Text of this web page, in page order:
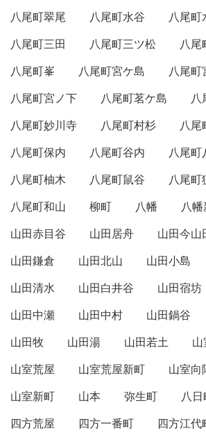
八尾町翠尾
八尾町水谷
八尾町
八尾町三田
八尾町三ツ松
八尾
八尾町峯
八尾町宮ケ島
八尾町
八尾町宮ノ下
八尾町茗ケ島
八
八尾町妙川寺
八尾町村杉
八尾
八尾町保内
八尾町谷内
八尾町
八尾町柚木
八尾町鼠谷
八尾町
八尾町和山
柳町 八幡 八
山田赤目谷
山田居舟
山田今山
山田鎌倉
山田北山 山田小島
山田清水
山田白井谷 山田宿坊
山田中瀬
山田中村 山田鍋谷
山田牧
山田湯 山田若土
山室荒屋
山室荒屋新町
山室向
山室新町
山本 弥生町 八
四方荒屋
四方一番町
四方江代